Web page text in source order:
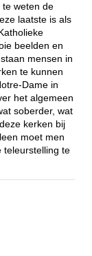
te weten de
laatste is als
beelden en
mensen in
te kunnen
Dame in
het algemeen
soberder, wat
kerken bij
moet men
teleurstelling te